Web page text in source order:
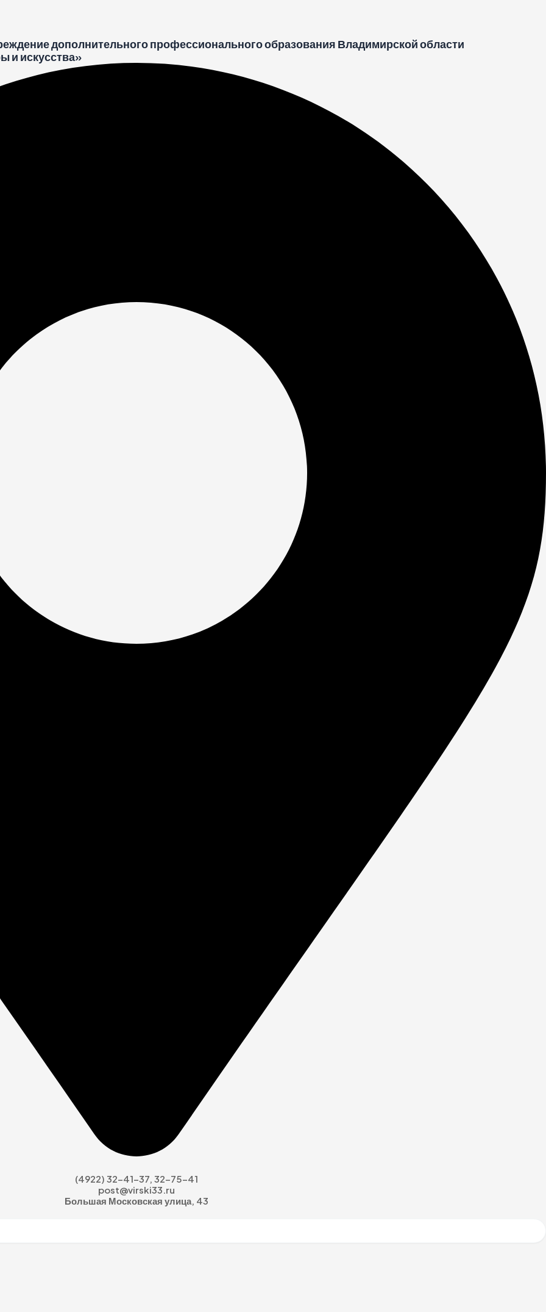
дополнительного профессионального образования Владимирской области
и искусства»
(4922) 32-41-37, 32-75-41
post@virski33.ru
Большая Московская улица, 43